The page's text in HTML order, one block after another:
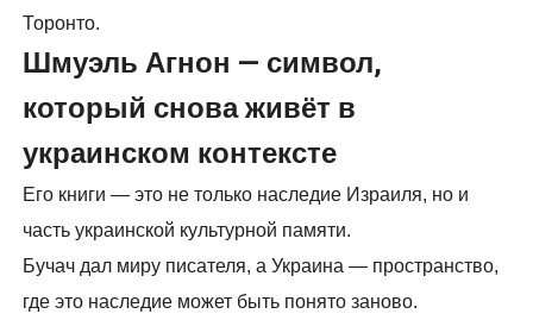
Торонто.
Шмуэль Агнон — символ,
который снова живёт в
украинском контексте
Его книги — это не только наследие Израиля, но и
часть украинской культурной памяти.
Бучач дал миру писателя, а Украина — пространство,
где это наследие может быть понято заново.